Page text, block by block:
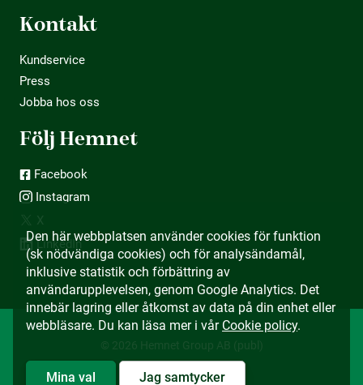
Kontakt
Kundservice
Press
Jobba hos oss
Följ Hemnet
Facebook
Instagram
X
LinkedIn
© 2026 Hemnet Group AB (publ)
Den här webbplatsen använder cookies för funktion
(sk nödvändiga cookies) och för analysändamål,
inklusive statistik och förbättring av
användarupplevelsen, genom Google Analytics. Det
innebär lagring eller åtkomst av data på din enhet eller
webbläsare. Du kan läsa mer i vår Cookie policy.
Mina val Jag samtycker